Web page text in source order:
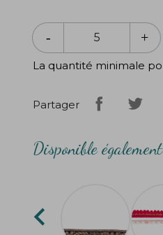
La quantité minimale
Partager
Disponible
